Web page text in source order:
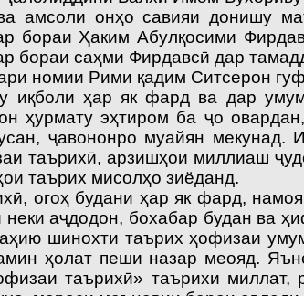
амсоли онҳо савияи донишу
бораи Ҳаким Абулқосими
бораи саҳми Фирдавсӣ дар
номии Рими қадим Ситсерон
иқболи ҳар як фард ва дар
ҳурмату эҳтиром ба ҷо
ҷавононро муайян
таърихӣ, арзишҳои миллиаш
таърих мисолҳо зиёданд.
огоҳ будани ҳар як фард,
неки аҷдодон, бохабар будан ва
шинохти таърих ҳофизаи
ҳолат пеши назар меояд.
таърихӣ» таърихи миллат,